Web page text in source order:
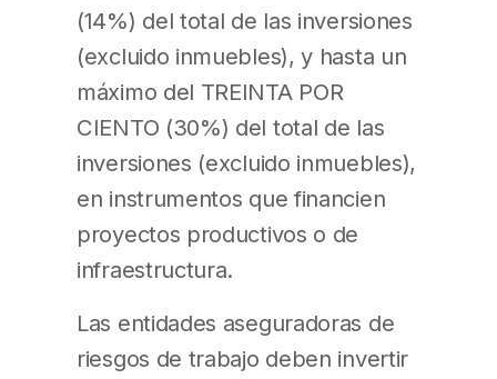
(14%) del total de las inversiones
(excluido inmuebles), y hasta un
máximo del TREINTA POR
CIENTO (30%) del total de las
inversiones (excluido inmuebles),
en instrumentos que financien
proyectos productivos o de
infraestructura.
Las entidades aseguradoras de
riesgos de trabajo deben invertir